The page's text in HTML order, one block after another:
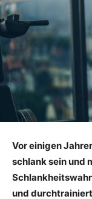
Vor einigen
schlank sein und
und